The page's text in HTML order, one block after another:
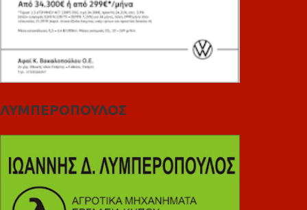
ΛΥΜΠΕΡΟΠΟΥΛΟΣ